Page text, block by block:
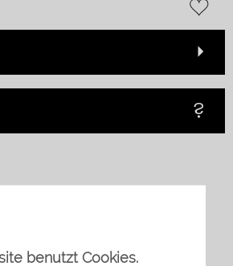
benutzt Cookies.
Pro Einmal